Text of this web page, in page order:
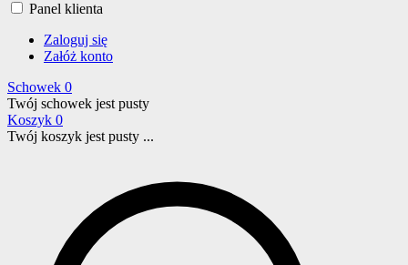
Panel klienta
Zaloguj się
Załóż konto
Schowek 0
Twój schowek jest pusty
Koszyk 0
Twój koszyk jest pusty ...